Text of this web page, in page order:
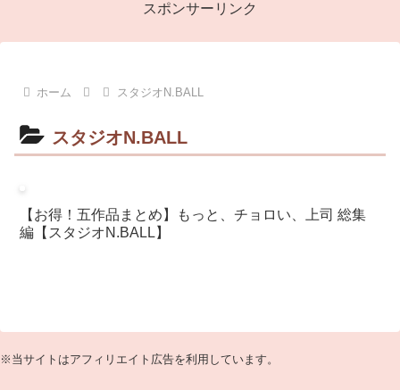
スポンサーリンク
ホーム スタジオN.BALL
スタジオN.BALL
【お得！五作品まとめ】もっと、チョロい、上司 総集
編【スタジオN.BALL】
※当サイトはアフィリエイト広告を利用しています。